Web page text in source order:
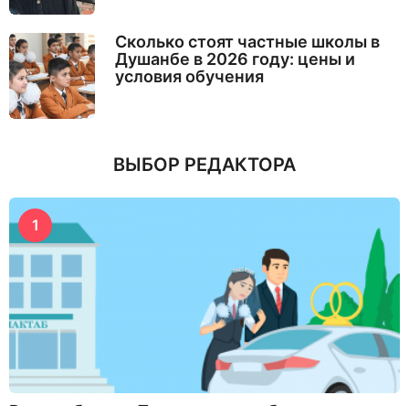
Сколько стоят частные школы в
Душанбе в 2026 году: цены и
условия обучения
ВЫБОР РЕДАКТОРА
1